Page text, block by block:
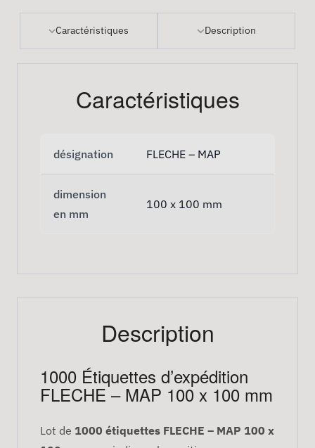
Caractéristiques Description
Caractéristiques
désignation FLECHE – MAP
dimension
en mm
100 x 100 mm
Description
1000 Étiquettes d’expédition
FLECHE – MAP 100 x 100 mm
Lot de 1000 étiquettes FLECHE – MAP 100 x